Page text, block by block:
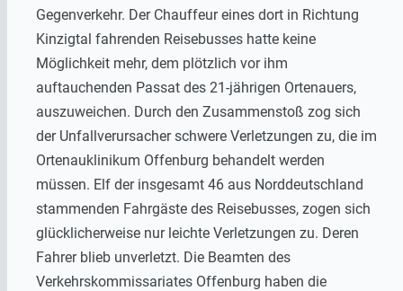
Gegenverkehr. Der Chauffeur eines dort in Richtung
Kinzigtal fahrenden Reisebusses hatte keine
Möglichkeit mehr, dem plötzlich vor ihm
auftauchenden Passat des 21-jährigen Ortenauers,
auszuweichen. Durch den Zusammenstoß zog sich
der Unfallverursacher schwere Verletzungen zu, die im
Ortenauklinikum Offenburg behandelt werden
müssen. Elf der insgesamt 46 aus Norddeutschland
stammenden Fahrgäste des Reisebusses, zogen sich
glücklicherweise nur leichte Verletzungen zu. Deren
Fahrer blieb unverletzt. Die Beamten des
Verkehrskommissariates Offenburg haben die